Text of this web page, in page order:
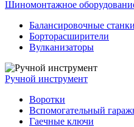
Шиномонтажное
Балансировочные станки
Борторасширители
Вулканизаторы
Ручной инструмент
Воротки
Вспомогательный
Гаечные ключи